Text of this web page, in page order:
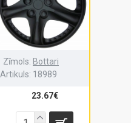
Zīmols: Bottari
Artikuls: 18989
23.67€